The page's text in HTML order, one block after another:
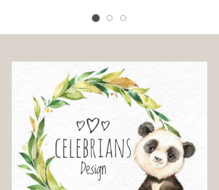
temperaturer, inkludert
Dermatologisk testet ✔ Fri for
parabener, fosfater,
klorblekemidler og fargestoffer
✔ Passer i postkassen din
Hvordan virker det? Riv av
stripen langs den perforerte
linjen Plasser den ene
halvdelen under eller oppå
tøyet i vasketrommelen eller -
oppvasken.